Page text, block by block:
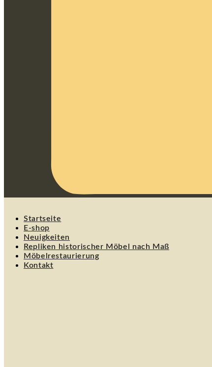
Startseite
E-shop
Neuigkeiten
Repliken historischer Möbel nach Maß
Möbelrestaurierung
Kontakt